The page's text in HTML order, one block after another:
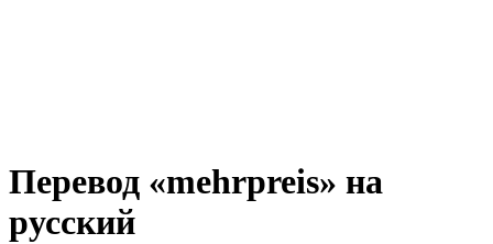
Перевод «mehrpreis» на
русский